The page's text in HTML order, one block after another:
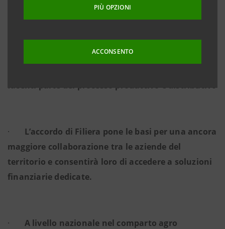
PIÙ OPZIONI
ACCONSENTO
·L’appartenenza alla filiera è un
riconoscimento che Roncadin insieme alla banca
facenti parte del processo produttivo e distributivo
· L’accordo di Filiera pone le basi per una ancora
maggiore collaborazione tra le aziende del
territorio e consentirà loro di accedere a soluzioni
finanziarie dedicate.
· A livello nazionale nel comparto agro